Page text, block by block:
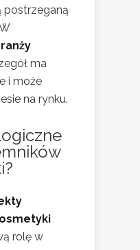
postrzeganą
ma
i może
na rynku.
rolę w